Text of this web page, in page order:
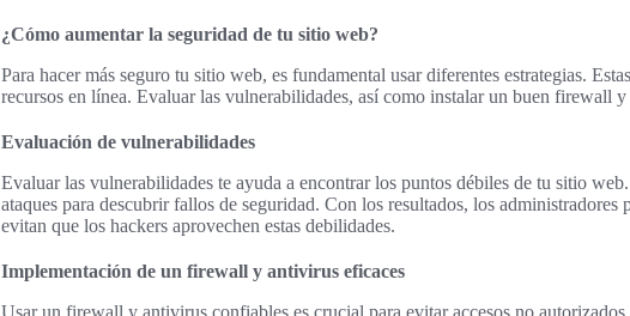
¿Cómo aumentar la seguridad de tu sitio web?
Para hacer más seguro tu sitio web, es fundamental usar diferentes estrategias.
recursos en línea. Evaluar las vulnerabilidades, así como instalar un buen firewall
Evaluación de vulnerabilidades
Evaluar las vulnerabilidades te ayuda a encontrar los puntos débiles de tu sitio
ataques para descubrir fallos de seguridad. Con los resultados, los
evitan que los hackers aprovechen estas debilidades.
Implementación de un firewall y antivirus eficaces
Usar un firewall y antivirus confiables es crucial para evitar accesos no